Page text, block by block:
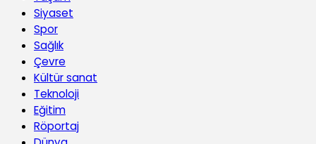
Siyaset
Spor
Sağlık
Çevre
Kültür sanat
Teknoloji
Eğitim
Röportaj